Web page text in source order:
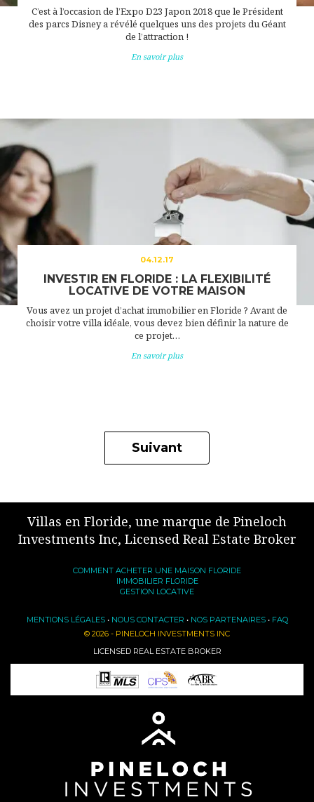
C’est à l’occasion de l’Expo D23 Japon 2018 que le Président
des parcs Disney a révélé quelques uns des projets du Géant
de l’attraction !
En savoir plus
04.12.17
INVESTIR EN FLORIDE : LA FLEXIBILITÉ
LOCATIVE DE VOTRE MAISON
Vous avez un projet d’achat immobilier en Floride ? Avant de
choisir votre villa idéale, vous devez bien définir la nature de
ce projet…
En savoir plus
Suivant
Villas en Floride, une marque de Pineloch
Investments Inc, Licensed Real Estate Broker
COMMENT ACHETER UNE MAISON FLORIDE
IMMOBILIER FLORIDE
GESTION LOCATIVE
MENTIONS LÉGALES• NOUS CONTACTER • NOS PARTENAIRES• FAQ
© 2026 - PINELOCH INVESTMENTS INC
LICENSED REAL ESTATE BROKER